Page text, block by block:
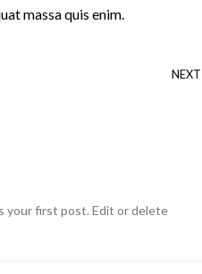
massa quis enim.
NEXT
your first post. Edit or delete